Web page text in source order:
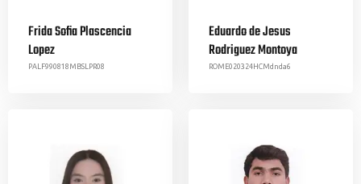
Frida Sofia Plascencia
Lopez
PALF990818MBSLPR08
Eduardo de Jesus
Rodriguez Montoya
ROME020324HCMdnda6